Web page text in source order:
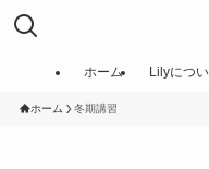
ホーム Lilyにつ
ホーム 冬期講習